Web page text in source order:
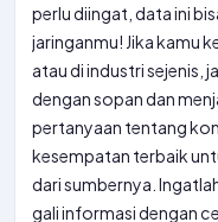
perlu diingat, data ini
jaringanmu! Jika kamu
atau di industri sejenis,
dengan sopan dan
pertanyaan tentang
kesempatan terbaik
dari sumbernya.
gali informasi dengan